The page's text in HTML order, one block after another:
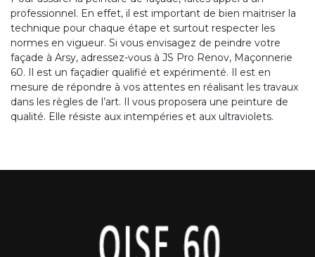
professionnel. En effet, il est important de bien maitriser la
technique pour chaque étape et surtout respecter les
normes en vigueur. Si vous envisagez de peindre votre
façade à Arsy, adressez-vous à JS Pro Renov, Maçonnerie
60. Il est un façadier qualifié et expérimenté. Il est en
mesure de répondre à vos attentes en réalisant les travaux
dans les règles de l’art. Il vous proposera une peinture de
qualité. Elle résiste aux intempéries et aux ultraviolets.